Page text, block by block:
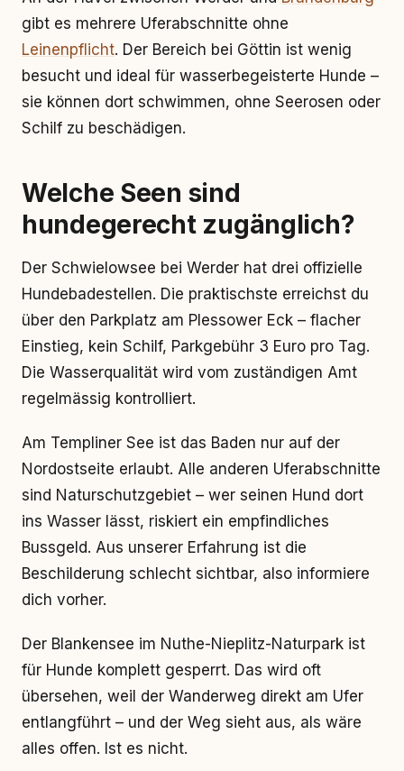
gibt es mehrere Uferabschnitte ohne
Leinenpflicht. Der Bereich bei Göttin ist wenig
besucht und ideal für wasserbegeisterte Hunde –
sie können dort schwimmen, ohne Seerosen oder
Schilf zu beschädigen.
Welche Seen sind
hundegerecht zugänglich?
Der Schwielowsee bei Werder hat drei offizielle
Hundebadestellen. Die praktischste erreichst du
über den Parkplatz am Plessower Eck – flacher
Einstieg, kein Schilf, Parkgebühr 3 Euro pro Tag.
Die Wasserqualität wird vom zuständigen Amt
regelmässig kontrolliert.
Am Templiner See ist das Baden nur auf der
Nordostseite erlaubt. Alle anderen Uferabschnitte
sind Naturschutzgebiet – wer seinen Hund dort
ins Wasser lässt, riskiert ein empfindliches
Bussgeld. Aus unserer Erfahrung ist die
Beschilderung schlecht sichtbar, also informiere
dich vorher.
Der Blankensee im Nuthe-Nieplitz-Naturpark ist
für Hunde komplett gesperrt. Das wird oft
übersehen, weil der Wanderweg direkt am Ufer
entlangführt – und der Weg sieht aus, als wäre
alles offen. Ist es nicht.